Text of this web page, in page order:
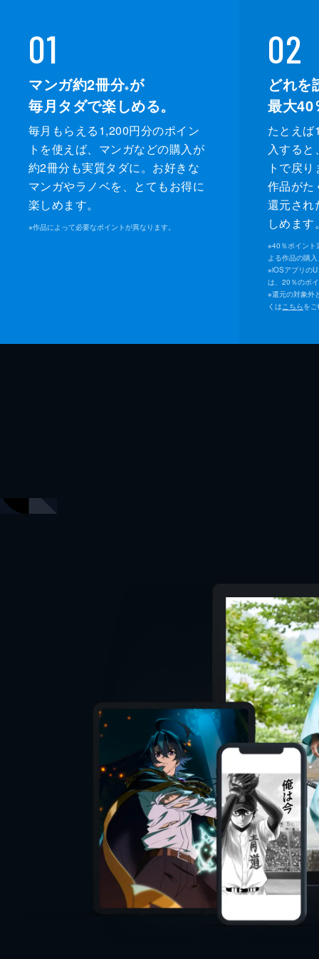
01
マンガ約2冊分※が
毎月タダで楽しめる。
毎月もらえる1,200円分のポイン
トを使えば、マンガなどの購入が
約2冊分も実質タダに。お好きな
マンガやラノベを、とてもお得に
楽しめます。
※作品によって必要なポイントが異なります。
02
どれを
最大40
たとえ
入する
トで戻
作品がた
還元され
しめます
※40％ポイント
よる作品の購
※iOSアプリの
は、20％のポ
※還元の対象外
くはこちらを